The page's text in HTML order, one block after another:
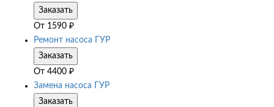
Заказать
От 1590 ₽
Ремонт насоса ГУР
Заказать
От 4400 ₽
Замена насоса ГУР
Заказать